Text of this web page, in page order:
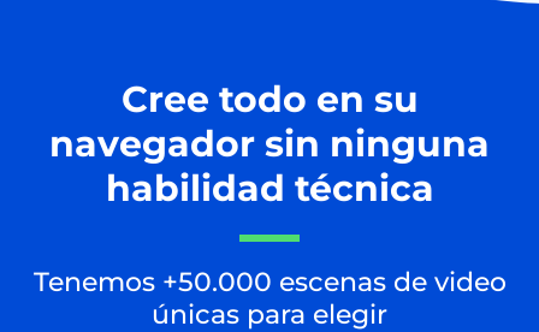
Cree todo en su
navegador sin ninguna
habilidad técnica
Tenemos +50.000 escenas de video
únicas para elegir